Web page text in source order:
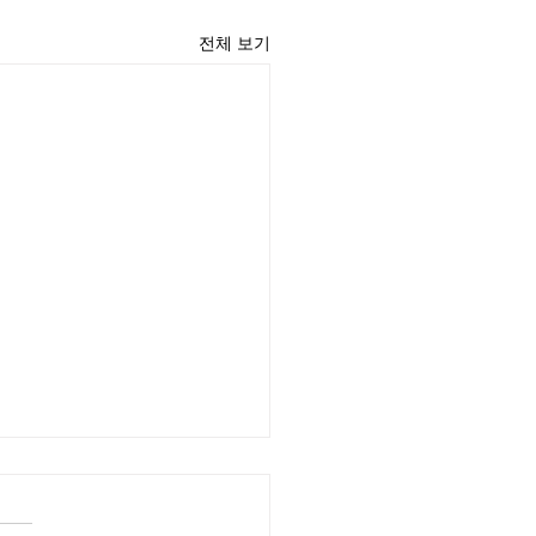
전체 보기
는 양심의 가책이 일어날